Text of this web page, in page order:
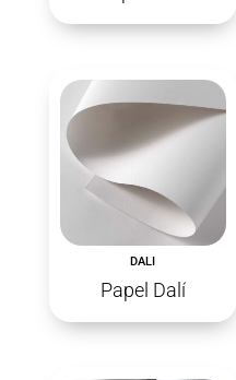
DALI
Papel Dalí